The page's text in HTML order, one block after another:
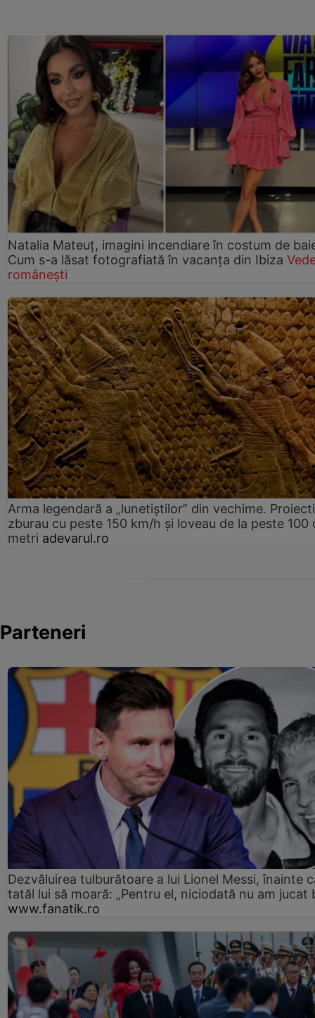
Natalia Mateuț, imagini incendiare în costum de
Cum s-a lăsat fotografiată în vacanța din Ibiza
românești
Arma legendară a „lunetiștilor” din vechime.
zburau cu peste 150 km/h și loveau de la peste 100
metri adevarul.ro
Parteneri
Dezvăluirea tulburătoare a lui Lionel Messi, înainte
tatăl lui să moară: „Pentru el, niciodată nu am jucat
www.fanatik.ro